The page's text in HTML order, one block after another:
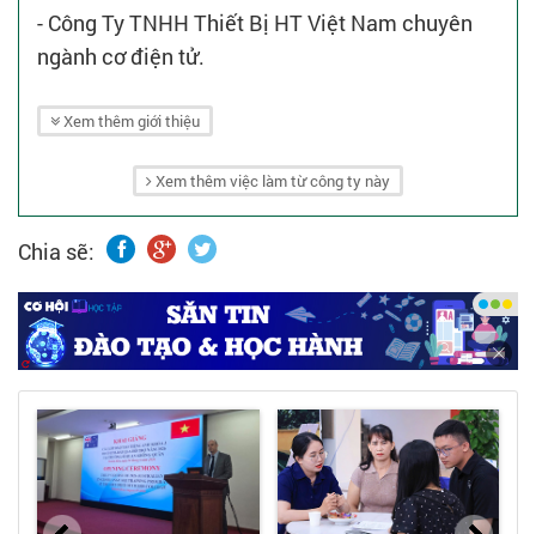
- Công Ty TNHH Thiết Bị HT Việt Nam chuyên
ngành cơ điện tử.
Xem thêm giới thiệu
Xem thêm việc làm từ công ty này
Chia sẽ: